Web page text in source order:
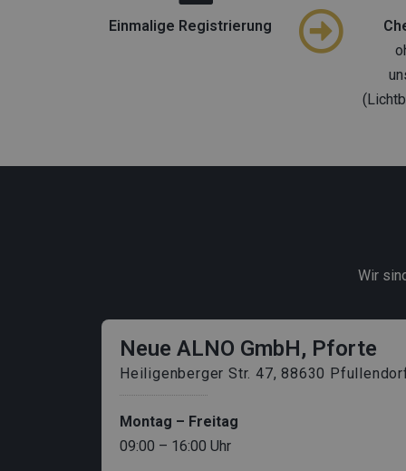
Einmalige Registrierung
Wir
Neue ALNO GmbH, Pforte
Heiligenberger Str. 47, 88630
Montag – Freitag
09:00 – 16:00 Uhr